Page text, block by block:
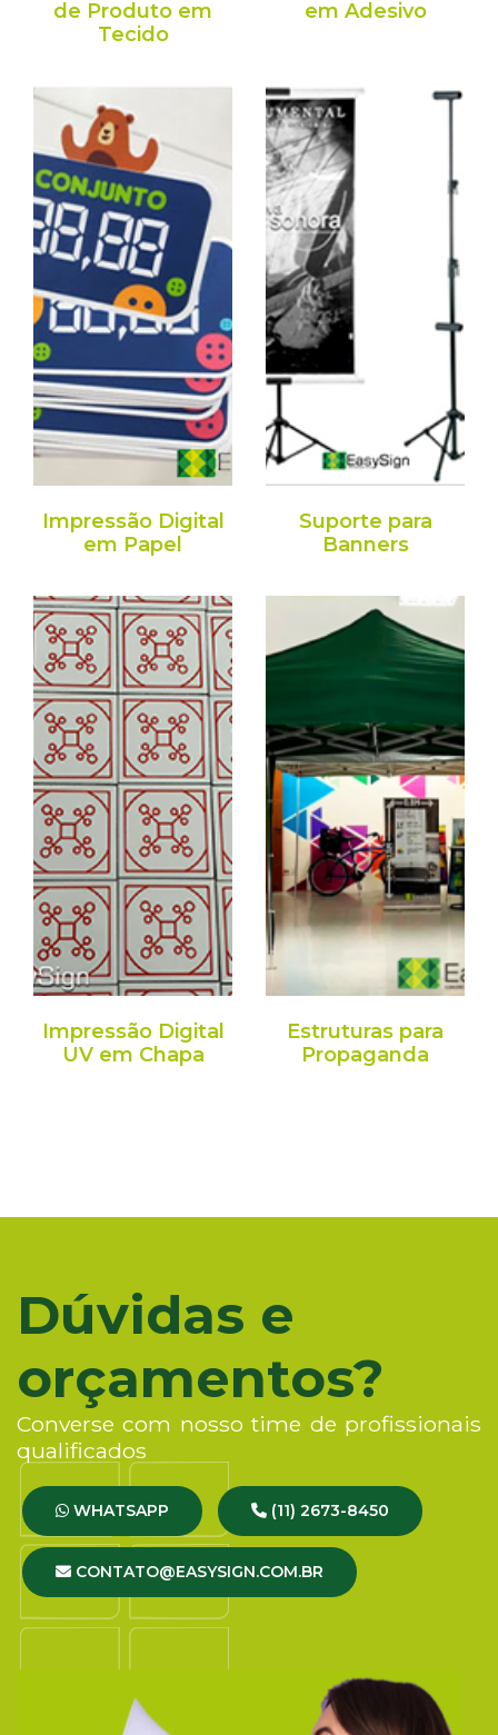
de Produto em
Tecido
em Adesivo
Impressão Digital
em Papel
Suporte para
Banners
Impressão Digital
UV em Chapa
Estruturas para
Propaganda
Dúvidas e
orçamentos?
Converse com nosso time de profissionais
qualificados
WHATSAPP (11) 2673-8450
CONTATO@EASYSIGN.COM.BR